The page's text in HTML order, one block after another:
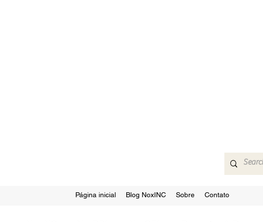
Página inicial Blog NoxINC Sobre Contato